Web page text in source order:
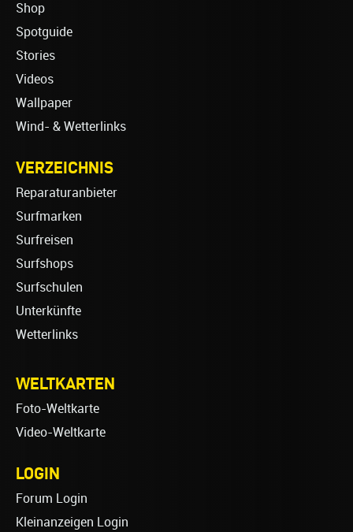
Shop
Spotguide
Stories
Videos
Wallpaper
Wind- & Wetterlinks
VERZEICHNIS
Reparaturanbieter
Surfmarken
Surfreisen
Surfshops
Surfschulen
Unterkünfte
Wetterlinks
WELTKARTEN
Foto-Weltkarte
Video-Weltkarte
LOGIN
Forum Login
Kleinanzeigen Login